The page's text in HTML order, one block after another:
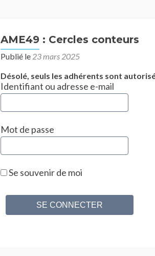
AME49 : Cercles conteurs
Publié le 23 mars 2025
Désolé, seuls les adhérents sont
Identifiant ou adresse e-mail
Mot de passe
Se souvenir de moi